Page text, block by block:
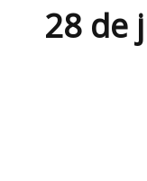
28 de